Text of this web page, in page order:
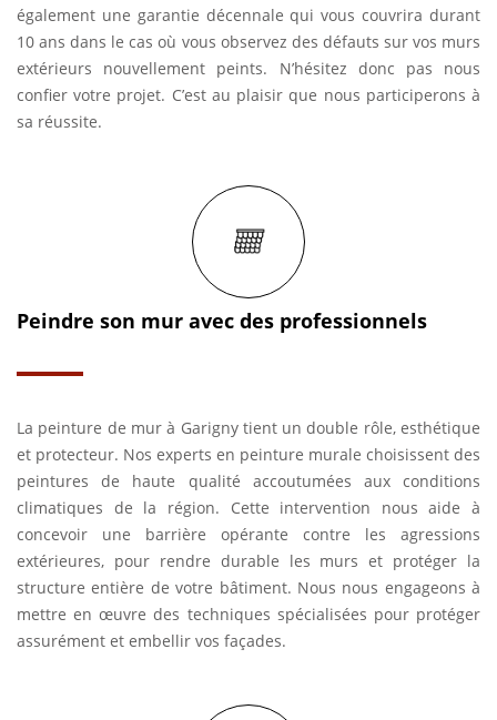
également une garantie décennale qui vous couvrira durant
10 ans dans le cas où vous observez des défauts sur vos murs
extérieurs nouvellement peints. N’hésitez donc pas nous
confier votre projet. C’est au plaisir que nous participerons à
sa réussite.
Peindre son mur avec des professionnels
La peinture de mur à Garigny tient un double rôle, esthétique
et protecteur. Nos experts en peinture murale choisissent des
peintures de haute qualité accoutumées aux conditions
climatiques de la région. Cette intervention nous aide à
concevoir une barrière opérante contre les agressions
extérieures, pour rendre durable les murs et protéger la
structure entière de votre bâtiment. Nous nous engageons à
mettre en œuvre des techniques spécialisées pour protéger
assurément et embellir vos façades.